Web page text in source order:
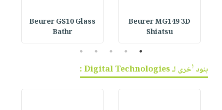
Beurer MG149 3D
Shiatsu
Beurer GS10 Glass
Bathr
1
2
3
4
5
بنود أخرى لـ Digital Technologies :